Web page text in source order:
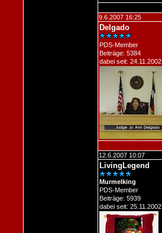
9.6.2007 16:25
Delgado
PDS-Member
Beiträge: 5384
dabei seit: 24.11.2002
12.6.2007 10:07
LivingLegend
Murmelking
PDS-Member
Beiträge: 5939
dabei seit: 25.11.2002